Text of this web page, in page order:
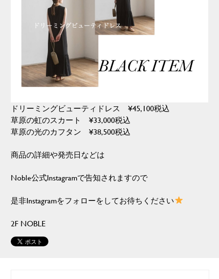
ドリーミングビューティドレス ¥45,100税込
草原の虹のスカート ¥33,000税込
草原の光のカフタン ¥38,500税込
商品の詳細や発売日などは
Noble公式Instagramで告知されますので
是非Instagramをフォローをしてお待ちください
2F NOBLE